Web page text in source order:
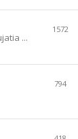
...
1572
794